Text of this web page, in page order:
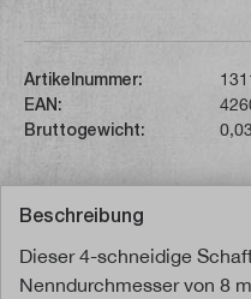
Artikelnummer:
EAN:
Bruttogewicht:
Beschreibung
Dieser 4-schneidige
Nenndurchmesser von 8